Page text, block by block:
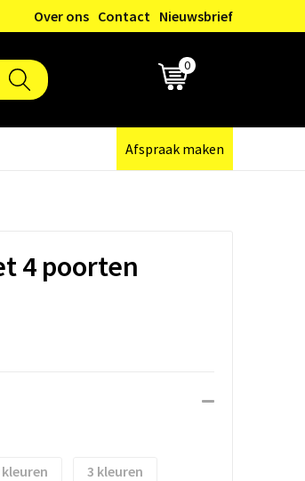
Over ons Contact Nieuwsbrief
0
Afspraak maken
4 poorten
3